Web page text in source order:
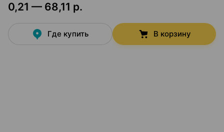
0,21 — 68,11 р.
Где купить В корзину